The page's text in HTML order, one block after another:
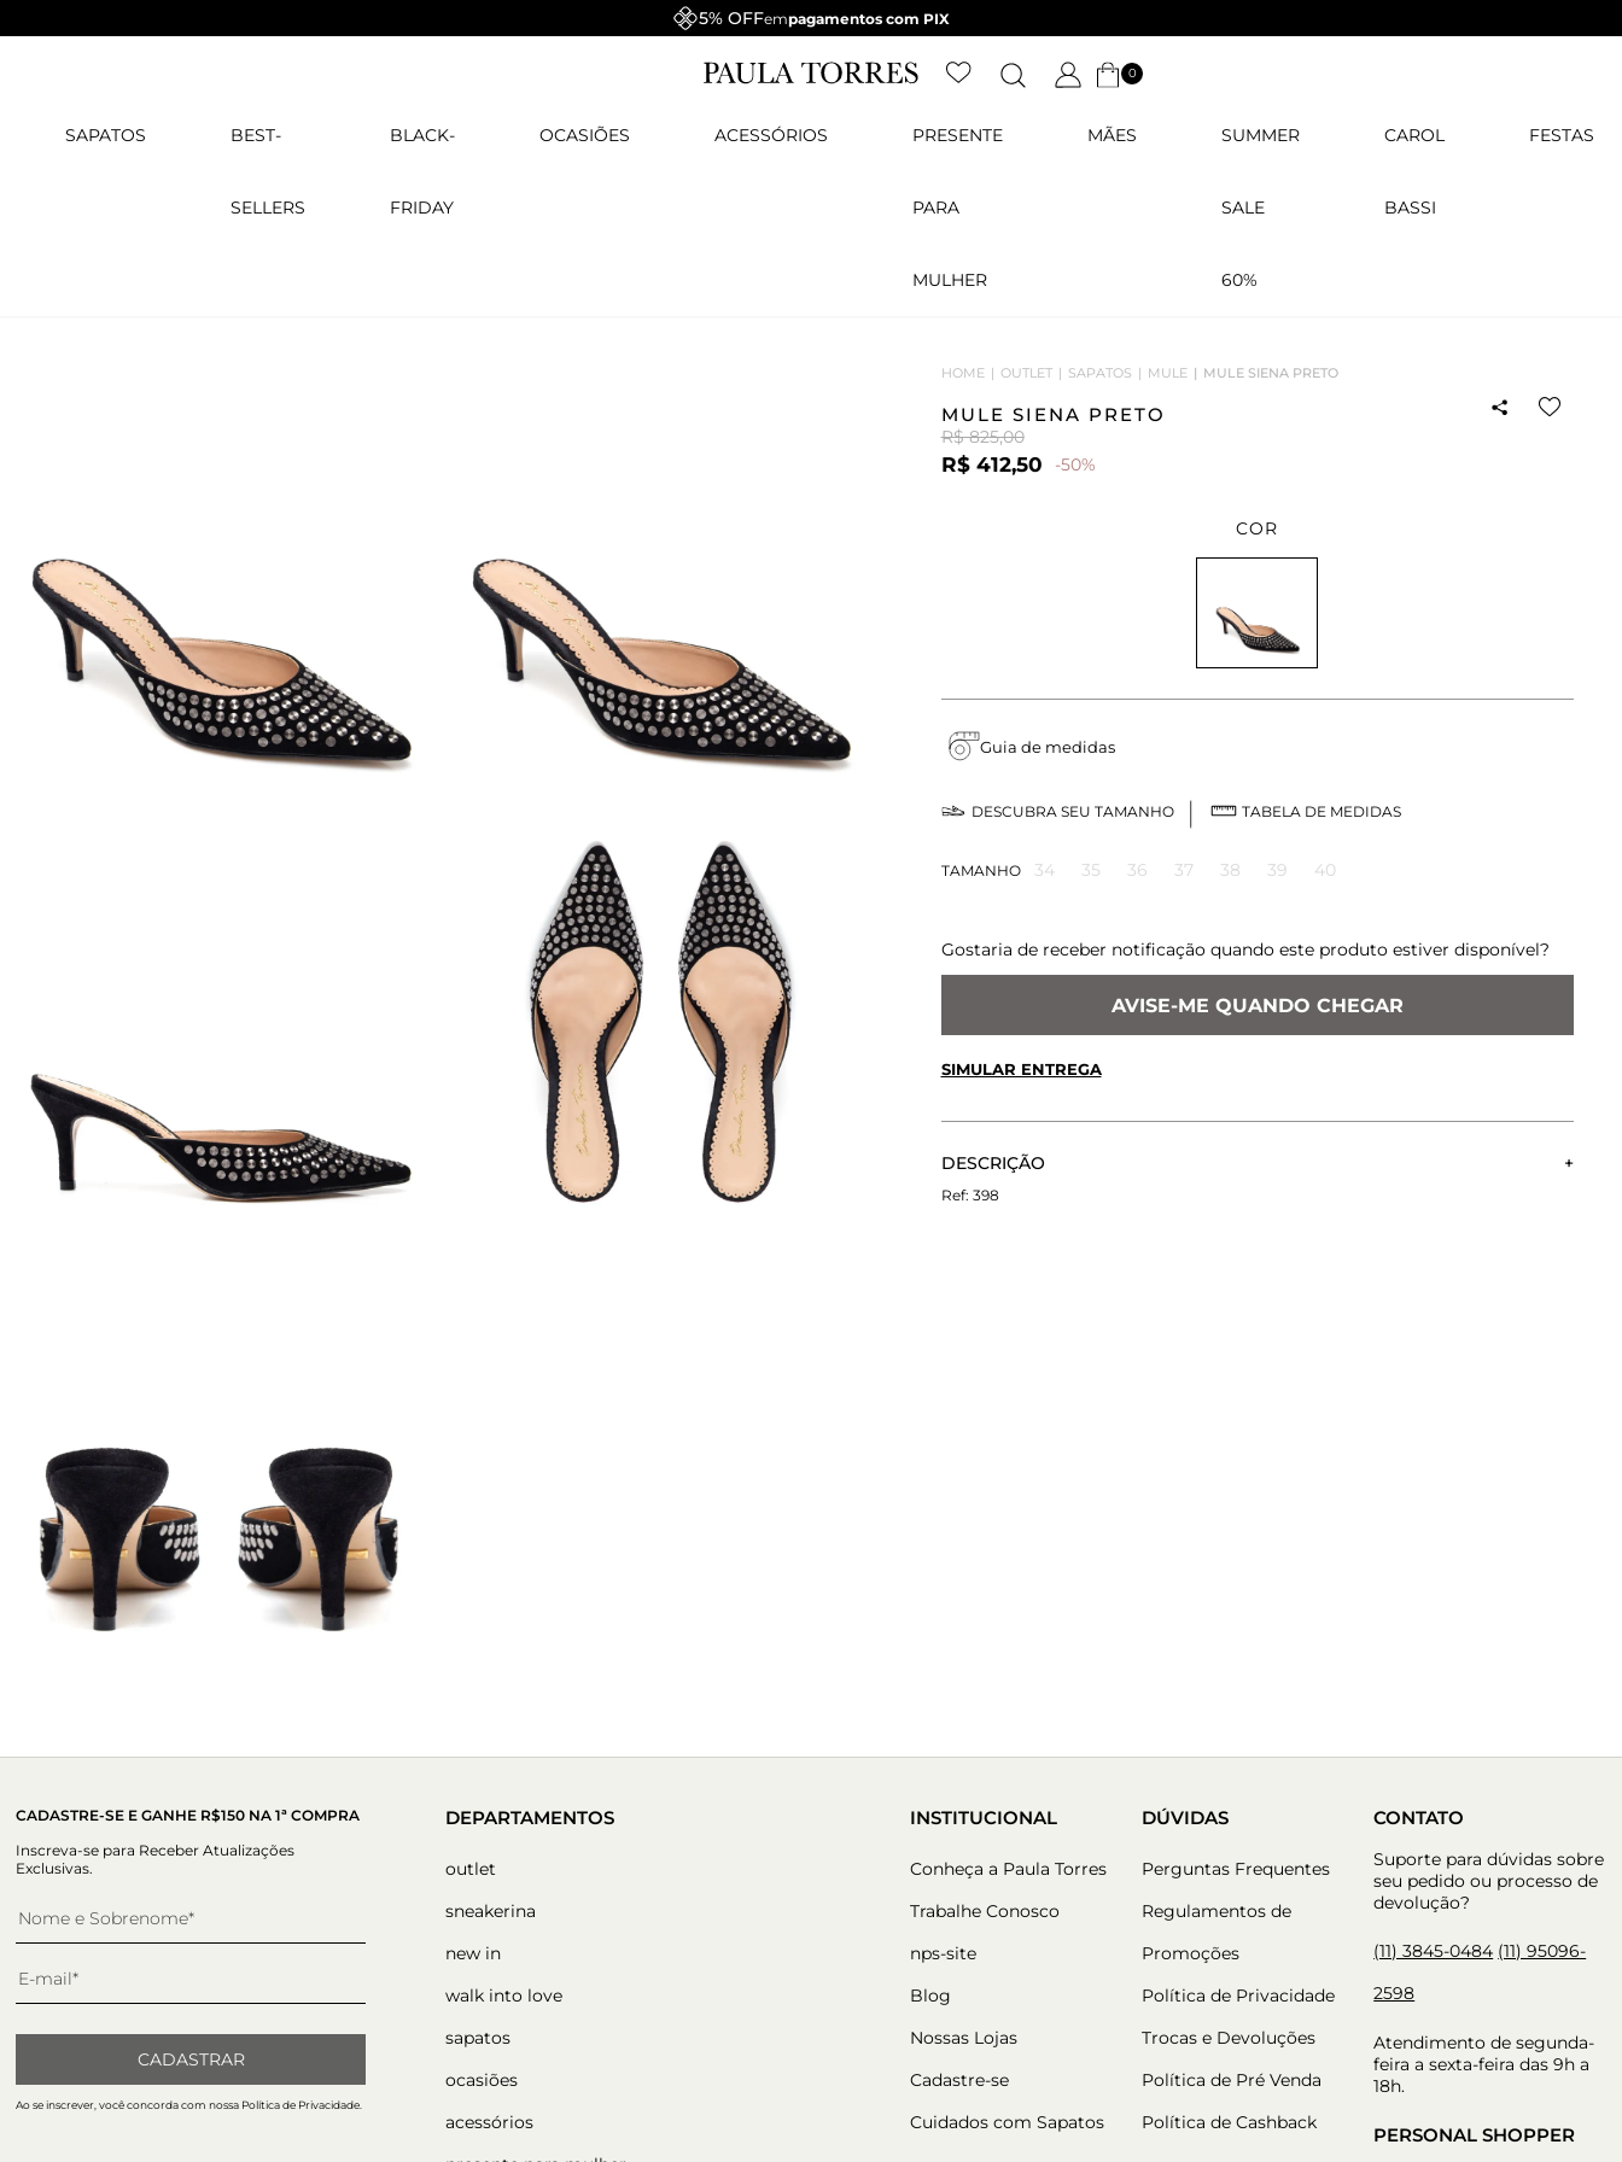
5% OFFempagamentos com PIX
0
SAPATOS BEST-
SELLERS
BLACK-
FRIDAY
OCASIÕES ACESSÓRIOS PRESENTE
PARA
MULHER
MÃES SUMMER
SALE
60%
CAROL
BASSI
FESTAS
HOME OUTLET SAPATOS MULE MULE SIENA PRETO
MULE SIENA PRETO
R$ 825,00
R$ 412,50 -50%
COR
Guia de medidas
DESCUBRA SEU TAMANHO TABELA DE MEDIDAS
TAMANHO 34 35 36 37 38 39 40
Gostaria de receber notificação quando este produto estiver disponível?
AVISE-ME QUANDO CHEGAR
SIMULAR ENTREGA
DESCRIÇÃO
Mule de camurça e aplicação de tachas. Modelo clássico de salto alto e
398
CADASTRE-SE E GANHE R$150 NA 1ª COMPRA
Inscreva-se para Receber Atualizações
Exclusivas.
CADASTRAR
Ao se inscrever, você concorda com nossa Política de Privacidade.
DEPARTAMENTOS
outlet
sneakerina
new in
walk into love
sapatos
ocasiões
acessórios
INSTITUCIONAL
Conheça a Paula Torres
Trabalhe Conosco
nps-site
Blog
Nossas Lojas
Cadastre-se
Cuidados com Sapatos
DÚVIDAS
Perguntas Frequentes
Regulamentos de
Promoções
Política de Privacidade
Trocas e Devoluções
Política de Pré Venda
Política de Cashback
CONTATO
Suporte para dúvidas sobre
seu pedido ou processo de
devolução?
(11) 3845-0484 (11) 95096-
2598
Atendimento de segunda-
feira a sexta-feira das 9h a
18h.
PERSONAL SHOPPER